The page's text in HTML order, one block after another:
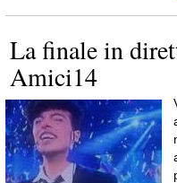
La finale in
Amici14